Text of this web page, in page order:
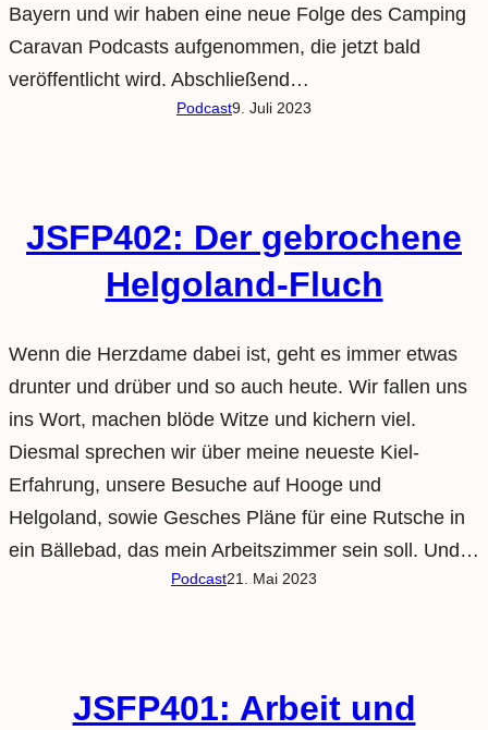
Bayern und wir haben eine neue Folge des Camping
Caravan Podcasts aufgenommen, die jetzt bald
veröffentlicht wird. Abschließend…
Podcast9. Juli 2023
JSFP402: Der gebrochene
Helgoland-Fluch
Wenn die Herzdame dabei ist, geht es immer etwas
drunter und drüber und so auch heute. Wir fallen uns
ins Wort, machen blöde Witze und kichern viel.
Diesmal sprechen wir über meine neueste Kiel-
Erfahrung, unsere Besuche auf Hooge und
Helgoland, sowie Gesches Pläne für eine Rutsche in
ein Bällebad, das mein Arbeitszimmer sein soll. Und…
Podcast21. Mai 2023
JSFP401: Arbeit und